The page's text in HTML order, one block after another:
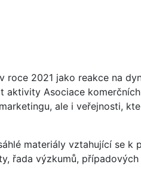
roce 2021 jako reakce na
Asociace
ale i veřejnosti,
materiály vztahující se k
řada výzkumů,